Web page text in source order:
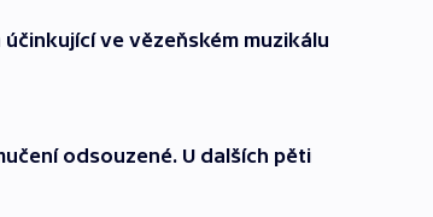
ve vězeňském muzikálu
odsouzené. U dalších pěti